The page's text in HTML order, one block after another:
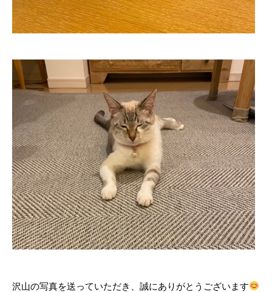
沢山の写真を送っていただき、誠にありがとうございます